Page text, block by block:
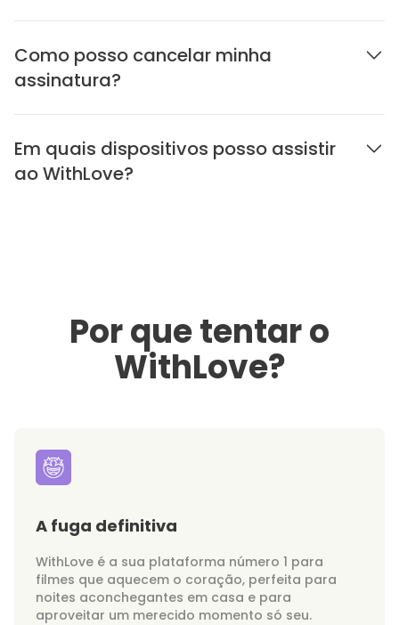
Como posso cancelar minha
assinatura?
Em quais dispositivos posso assistir
ao WithLove?
Por que tentar o
WithLove?
A fuga definitiva
WithLove é a sua plataforma número 1 para
filmes que aquecem o coração, perfeita para
noites aconchegantes em casa e para
aproveitar um merecido momento só seu.